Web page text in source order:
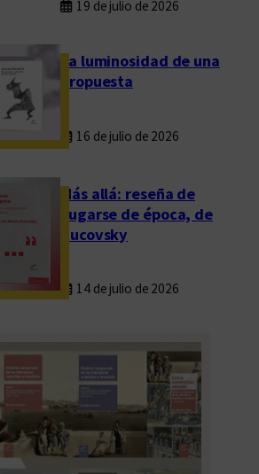
19 de julio de 2026
La luminosidad de una
propuesta
16 de julio de 2026
Más allá: reseña de
Fugarse de época, de
Rucovsky
14 de julio de 2026